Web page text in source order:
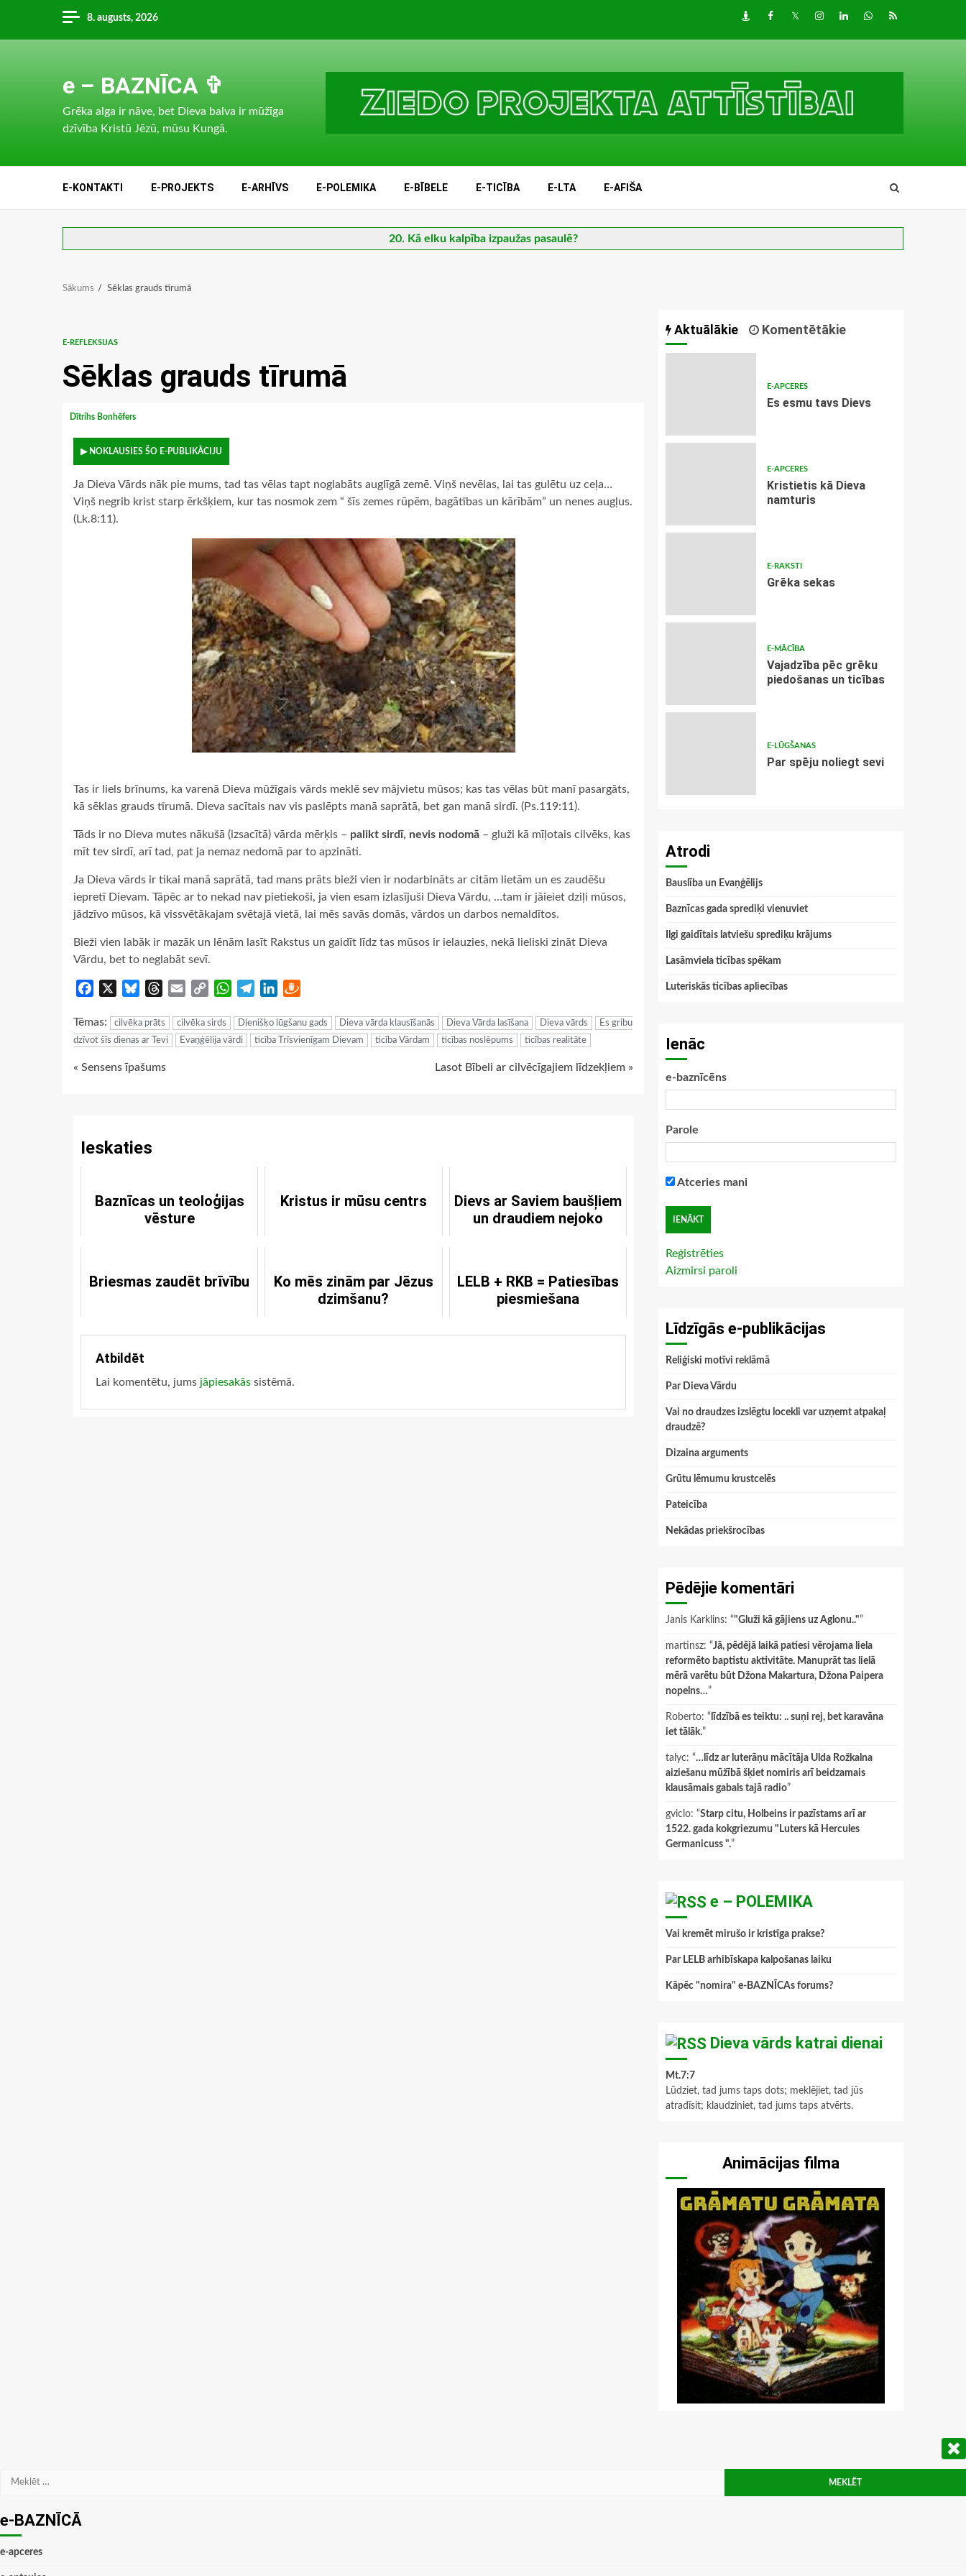
content
8. augusts, 2026 DraugiemFacebook
TwitterInstagram
LinkedInwhatsapp
RSS
e – BAZNĪCA ✞
Grēka alga ir nāve, bet Dieva balva ir mūžīga
dzīvība Kristū Jēzū, mūsu Kungā.
E-KONTAKTI E-PROJEKTS E-ARHĪVS E-POLEMIKA E-BĪBELE E-TICĪBA E-LTA E-AFIŠA
20. Kā elku kalpība izpaužas pasaulē?
Sākums Sēklas grauds tīrumā
E-REFLEKSIJAS
Sēklas grauds tīrumā
Dītrihs Bonhēfers
▶ NOKLAUSIES ŠO E-PUBLIKĀCIJU
Ja Dieva Vārds nāk pie mums, tad tas vēlas tapt noglabāts auglīgā zemē. Viņš nevēlas, lai tas gulētu uz ceļa…
Viņš negrib krist starp ērkšķiem, kur tas nosmok zem “ šīs zemes rūpēm, bagātības un kārībām” un nenes augļus.
(Lk.8:11).
Tas ir liels brīnums, ka varenā Dieva mūžīgais vārds meklē sev mājvietu mūsos; kas tas vēlas būt manī pasargāts,
kā sēklas grauds tīrumā. Dieva sacītais nav vis paslēpts manā saprātā, bet gan manā sirdī. (Ps.119:11).
Tāds ir no Dieva mutes nākušā (izsacītā) vārda mērķis – palikt sirdī, nevis nodomā – gluži kā mīļotais cilvēks, kas
mīt tev sirdī, arī tad, pat ja nemaz nedomā par to apzināti.
Ja Dieva vārds ir tikai manā saprātā, tad mans prāts bieži vien ir nodarbināts ar citām lietām un es zaudēšu
iepretī Dievam. Tāpēc ar to nekad nav pietiekoši, ja vien esam izlasījuši Dieva Vārdu, …tam ir jāieiet dziļi mūsos,
jādzīvo mūsos, kā vissvētākajam svētajā vietā, lai mēs savās domās, vārdos un darbos nemaldītos.
Bieži vien labāk ir mazāk un lēnām lasīt Rakstus un gaidīt līdz tas mūsos ir ielauzies, nekā lieliski zināt Dieva
Vārdu, bet to neglabāt sevī.
Facebook BlueskyThreads
Email
Copy
WhatsApp
TelegramLinkedIn
Tēmas: cilvēka prāts cilvēka sirds Dienišķo lūgšanu gads Dieva vārda klausīšanās Dieva Vārda lasīšana Dieva vārds
Es gribu
dzīvot šīs dienas ar Tevi
Evaņģēlija vārdi ticība Trīsvienīgam Dievam ticība Vārdam ticības noslēpums ticības realitāte
Continue
« Sensens īpašums Lasot Bībeli ar cilvēcīgajiem līdzekļiem »
Ieskaties
Baznīcas un teoloģijas
vēsture
Kristus ir mūsu centrs
Dievs ar Saviem baušļiem
un draudiem nejoko
Briesmas zaudēt brīvību
Ko mēs zinām par Jēzus
dzimšanu?
LELB + RKB = Patiesības
piesmiešana
Atbildēt
Lai komentētu, jums jāpiesakās sistēmā.
Aktuālākie Komentētākie
E-APCERES
Es esmu tavs Dievs
E-APCERES
Kristietis kā Dieva
namturis
E-RAKSTI
Grēka sekas
E-MĀCĪBA
Vajadzība pēc grēku
piedošanas un ticības
E-LŪGŠANAS
Par spēju noliegt sevi
Atrodi
Bauslība un Evaņģēlijs
Baznīcas gada sprediķi vienuviet
Ilgi gaidītais latviešu sprediķu krājums
Lasāmviela ticības spēkam
Luteriskās ticības apliecības
Ienāc
e-baznīcēns
Parole
Atceries mani
Reģistrēties
Aizmirsi paroli
Līdzīgās e-publikācijas
Reliģiski motīvi reklāmā
Par Dieva Vārdu
Vai no draudzes izslēgtu locekli var uzņemt atpakaļ
draudzē?
Dizaina arguments
Grūtu lēmumu krustcelēs
Pateicība
Nekādas priekšrocības
Pēdējie komentāri
Janis Karklins: “"Gluži kā gājiens uz Aglonu.."”
martinsz: “Jā, pēdējā laikā patiesi vērojama liela
reformēto baptistu aktivitāte. Manuprāt tas lielā
mērā varētu būt Džona Makartura, Džona Paipera
nopelns…”
Roberto: “ līdzībā es teiktu: .. suņi rej, bet karavāna
iet tālāk.”
talyc: “…līdz ar luterāņu mācītāja Ulda Rožkalna
aiziešanu mūžībā šķiet nomiris arī beidzamais
klausāmais gabals tajā radio”
gviclo: “Starp citu, Holbeins ir pazīstams arī ar
1522. gada kokgriezumu "Luters kā Hercules
Germanicuss ".”
e – POLEMIKA
Vai kremēt mirušo ir kristīga prakse?
Par LELB arhibīskapa kalpošanas laiku
Kāpēc "nomira" e-BAZNĪCAs forums?
Dieva vārds katrai dienai
Mt.7:7
Lūdziet, tad jums taps dots; meklējiet, tad jūs
atradīsit; klaudziniet, tad jums taps atvērts.
Animācijas filma
Meklēt:
e-BAZNĪCĀ
e-apceres